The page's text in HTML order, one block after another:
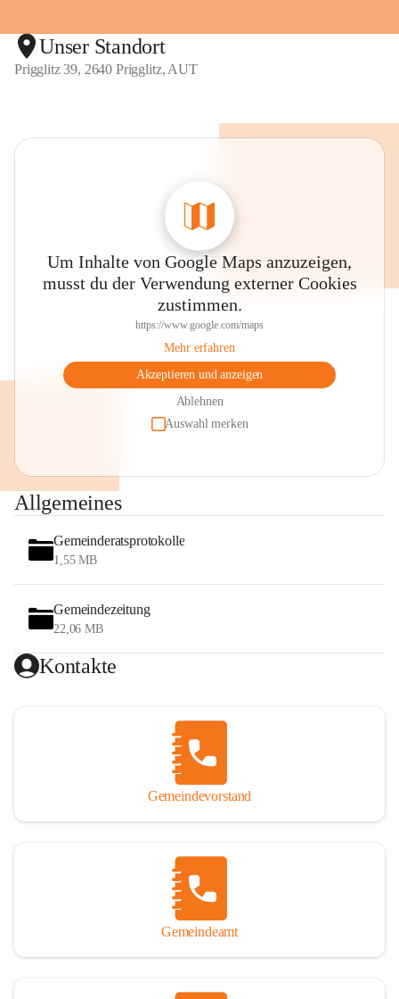
Unser Standort
Prigglitz 39, 2640 Prigglitz, AUT
Um Inhalte von Google Maps anzuzeigen,
musst du der Verwendung externer Cookies
zustimmen.
https://www.google.com/maps
Mehr erfahren
Akzeptieren und anzeigen
Ablehnen
Auswahl merken
Allgemeines
Gemeinderatsprotokolle
1,55 MB
Gemeindezeitung
22,06 MB
Kontakte
Gemeindevorstand
Gemeindeamt